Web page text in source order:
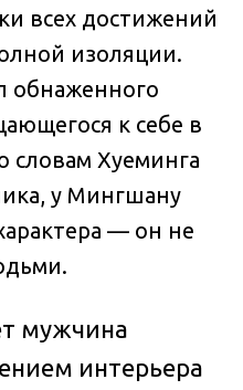
всех достижений
изоляции.
обнаженного
к себе в
словам Хуеминга
у Мингшану
— он не
мужчина
интерьера